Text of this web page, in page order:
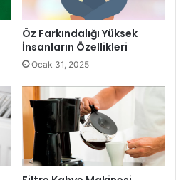
Öz Farkındalığı Yüksek
İnsanların Özellikleri
Ocak 31, 2025